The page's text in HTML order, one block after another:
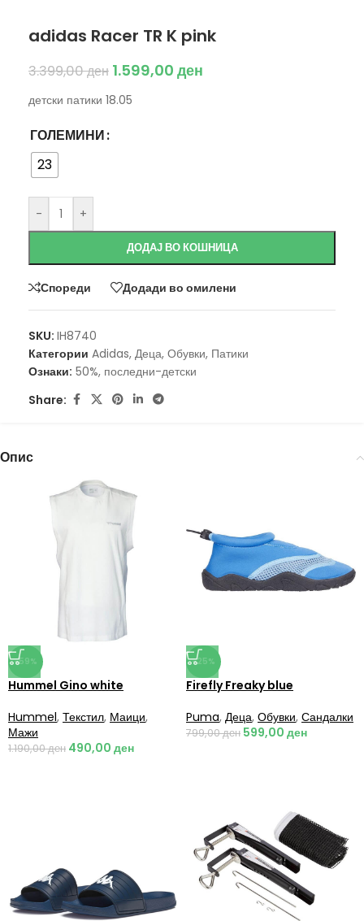
adidas Racer TR K pink
3.399,00ден 1.599,00 ден
детски патики 18.05
ГОЛЕМИНИ
23
- +
ДОДАЈ ВО КОШНИЦА
Спореди Додади во омилени
SKU: IH8740
Категории Adidas, Деца, Обувки, Патики
Ознаки: 50%, последни-детски
Share:
Опис
-59%
Hummel Gino white
Hummel, Текстил, Маици,
Мажи
1.190,00ден 490,00 ден
-25%
Firefly Freaky blue
Puma, Деца, Обувки, Сандалки
799,00ден 599,00 ден